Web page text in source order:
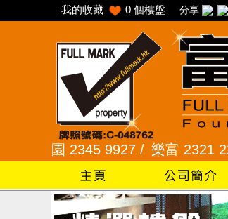
我的收藏 0 個樓盤 分享
園 2345 9927 /樂富 2321 2287 /